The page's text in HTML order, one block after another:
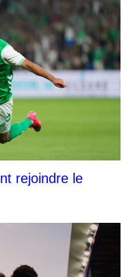
rejoindre le